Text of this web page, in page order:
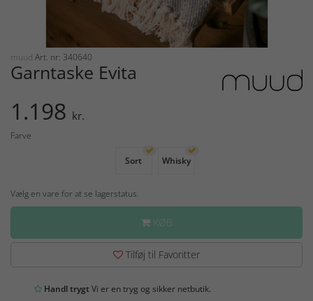
muud Art. nr: 340640
Garntaske Evita
1.198 kr.
Farve
Sort Whisky
Vælg en vare for at se lagerstatus.
KØB
Tilføj til Favoritter
Handl trygtVi er en tryg og sikker netbutik.